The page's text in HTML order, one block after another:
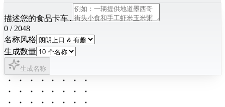
描述您的食品卡车...
0 / 2048
名称风格
生成数量
生成名称